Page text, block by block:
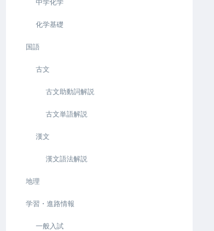
中学化学
化学基礎
国語
古文
古文助動詞解説
古文単語解説
漢文
漢文語法解説
地理
学習・進路情報
一般入試